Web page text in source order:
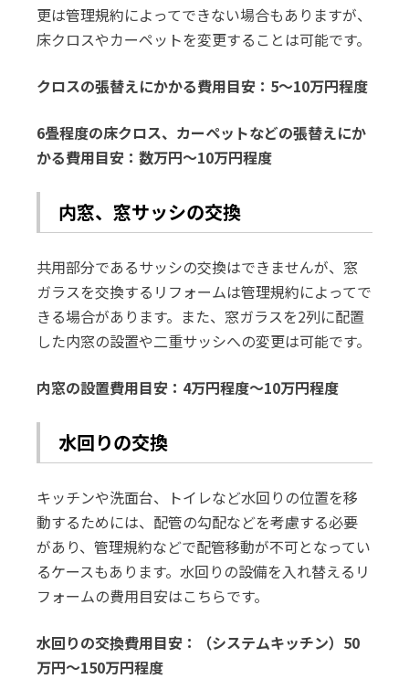
更は管理規約によってできない場合もありますが、
床クロスやカーペットを変更することは可能です。
クロスの張替えにかかる費用目安：5～10万円程度
6畳程度の床クロス、カーペットなどの張替えにか
かる費用目安：数万円～10万円程度
内窓、窓サッシの交換
共用部分であるサッシの交換はできませんが、窓
ガラスを交換するリフォームは管理規約によってで
きる場合があります。また、窓ガラスを2列に配置
した内窓の設置や二重サッシへの変更は可能です。
内窓の設置費用目安：4万円程度～10万円程度
水回りの交換
キッチンや洗面台、トイレなど水回りの位置を移
動するためには、配管の勾配などを考慮する必要
があり、管理規約などで配管移動が不可となってい
るケースもあります。水回りの設備を入れ替えるリ
フォームの費用目安はこちらです。
水回りの交換費用目安：（システムキッチン）50
万円～150万円程度